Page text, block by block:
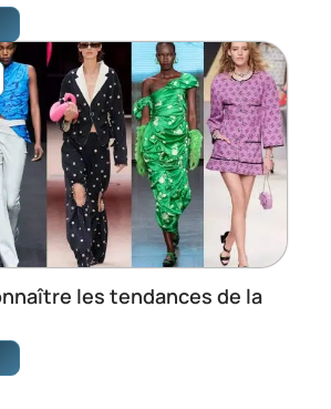
les tendances de la